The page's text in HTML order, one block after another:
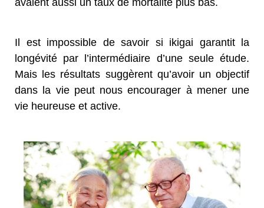
Il est impossible de savoir si ikigai garantit la
longévité par l’intermédiaire d’une seule étude.
Mais les résultats suggèrent qu’avoir un objectif
dans la vie peut nous encourager à mener une
vie heureuse et active.